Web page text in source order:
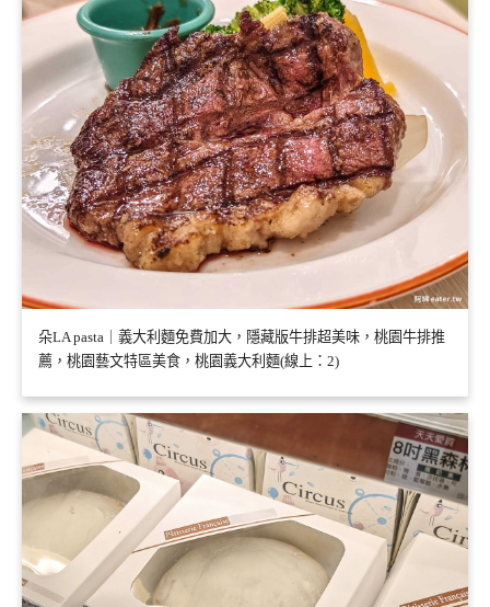
朵LA pasta｜義大利麵免費加大，隱藏版牛排超美味，桃園牛排推
薦，桃園藝文特區美食，桃園義大利麵(線上：2)